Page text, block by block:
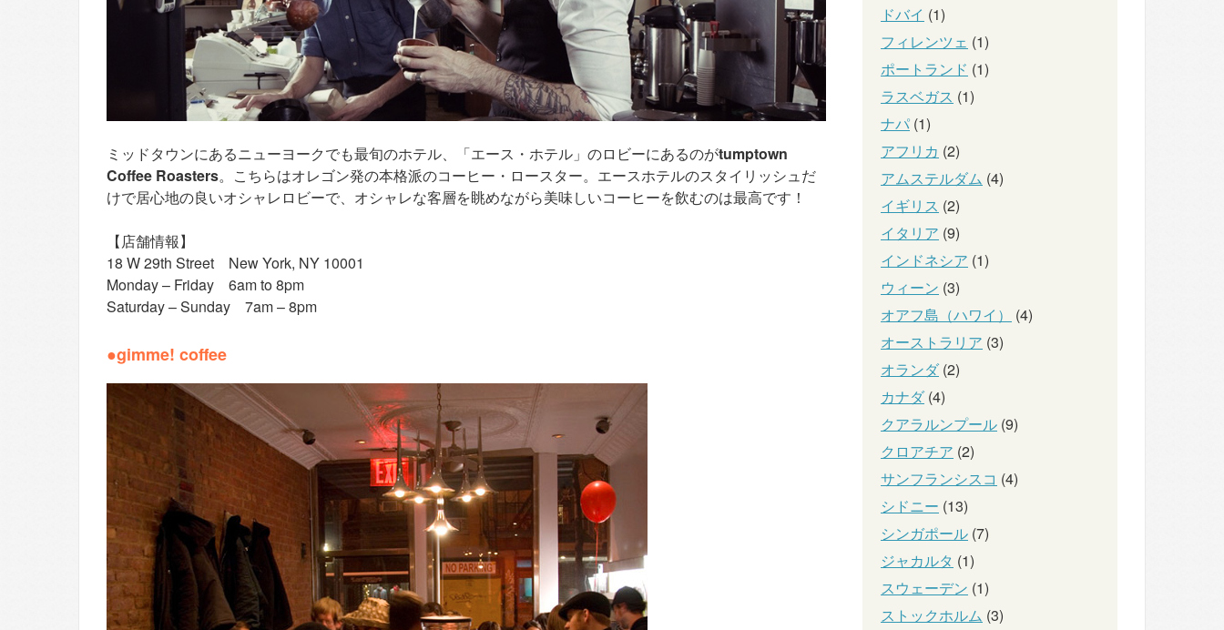
ミッドタウンにあるニューヨークでも最旬のホテル、「エース・ホテル」のロビーにあるのがtumptown
Coffee Roasters。こちらはオレゴン発の本格派のコーヒー・ロースター。エースホテルのスタイリッシュだ
けで居心地の良いオシャレロビーで、オシャレな客層を眺めながら美味しいコーヒーを飲むのは最高です！
【店舗情報】
18 W 29th Street New York, NY 10001
Monday – Friday 6am to 8pm
Saturday – Sunday 7am – 8pm
●gimme! coffee
ドバイ (1)
フィレンツェ (1)
ポートランド (1)
ラスベガス (1)
ナパ (1)
アフリカ (2)
アムステルダム (4)
イギリス (2)
イタリア (9)
インドネシア (1)
ウィーン (3)
オアフ島（ハワイ）
(4)
オーストラリア (3)
オランダ(2)
カナダ(4)
クアラルンプール (9)
クロアチア (2)
サンフランシスコ (4)
シドニー (13)
シンガポール (7)
ジャカルタ (1)
スウェーデン (1)
ストックホルム (3)